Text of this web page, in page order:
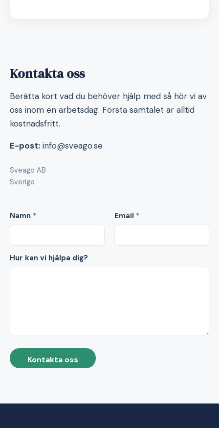
Kontakta oss
Berätta kort vad du behöver hjälp med så hör vi av
oss inom en arbetsdag. Första samtalet är alltid
kostnadsfritt.
E-post: info@sveago.se
Sveago AB
Sverige
Namn * Email *
Hur kan vi hjälpa dig?
Kontakta oss